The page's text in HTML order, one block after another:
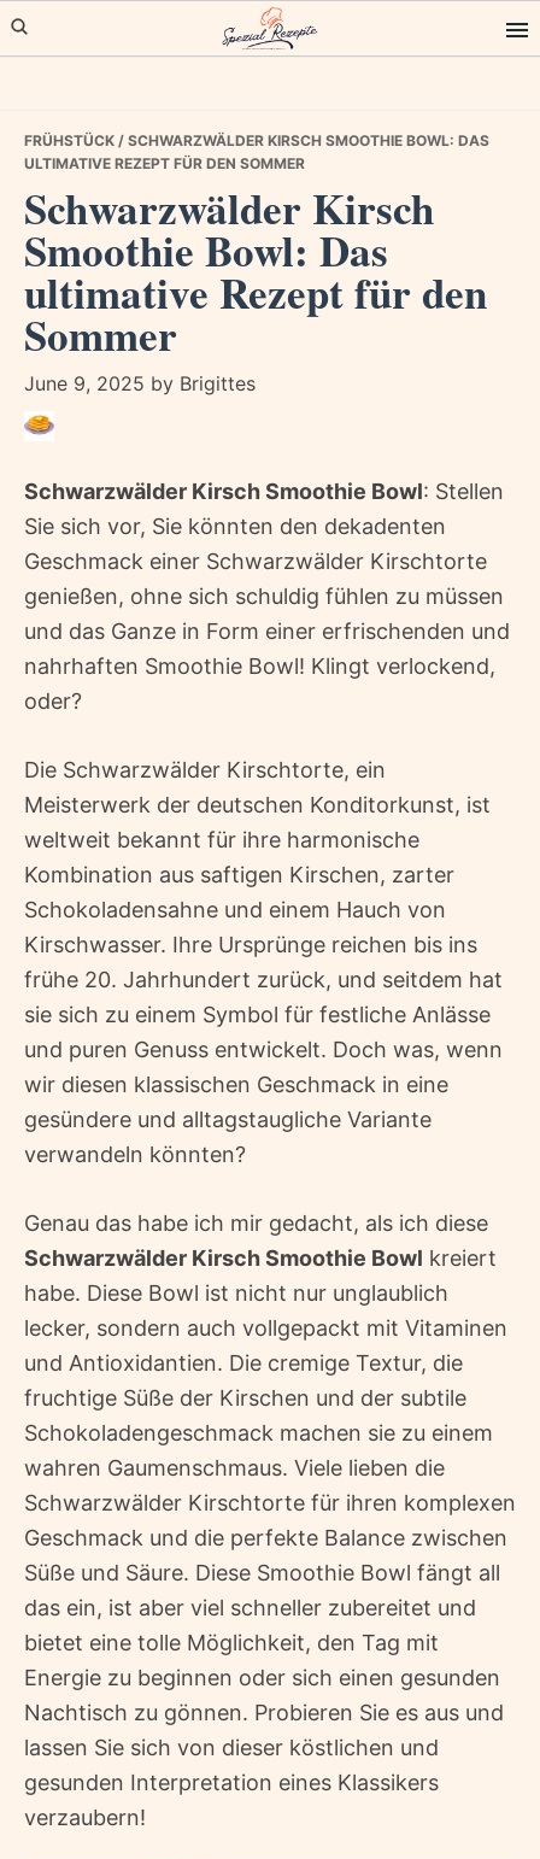
Skip
to
Skip
to
Skip
to
FRÜHSTÜCK / SCHWARZWÄLDER KIRSCH SMOOTHIE BOWL: DAS
ULTIMATIVE REZEPT FÜR DEN SOMMER
Schwarzwälder Kirsch
Smoothie Bowl: Das
ultimative Rezept für den
Sommer
June 9, 2025 by Brigittes
Schwarzwälder Kirsch Smoothie Bowl: Stellen
Sie sich vor, Sie könnten den dekadenten
Geschmack einer Schwarzwälder Kirschtorte
genießen, ohne sich schuldig fühlen zu müssen 
und das Ganze in Form einer erfrischenden und
nahrhaften Smoothie Bowl! Klingt verlockend,
oder?
Die Schwarzwälder Kirschtorte, ein
Meisterwerk der deutschen Konditorkunst, ist
weltweit bekannt für ihre harmonische
Kombination aus saftigen Kirschen, zarter
Schokoladensahne und einem Hauch von
Kirschwasser. Ihre Ursprünge reichen bis ins
frühe 20. Jahrhundert zurück, und seitdem hat
sie sich zu einem Symbol für festliche Anlässe
und puren Genuss entwickelt. Doch was, wenn
wir diesen klassischen Geschmack in eine
gesündere und alltagstaugliche Variante
verwandeln könnten?
Genau das habe ich mir gedacht, als ich diese
Schwarzwälder Kirsch Smoothie Bowl kreiert
habe. Diese Bowl ist nicht nur unglaublich
lecker, sondern auch vollgepackt mit Vitaminen
und Antioxidantien. Die cremige Textur, die
fruchtige Süße der Kirschen und der subtile
Schokoladengeschmack machen sie zu einem
wahren Gaumenschmaus. Viele lieben die
Schwarzwälder Kirschtorte für ihren komplexen
Geschmack und die perfekte Balance zwischen
Süße und Säure. Diese Smoothie Bowl fängt all
das ein, ist aber viel schneller zubereitet und
bietet eine tolle Möglichkeit, den Tag mit
Energie zu beginnen oder sich einen gesunden
Nachtisch zu gönnen. Probieren Sie es aus und
lassen Sie sich von dieser köstlichen und
gesunden Interpretation eines Klassikers
verzaubern!